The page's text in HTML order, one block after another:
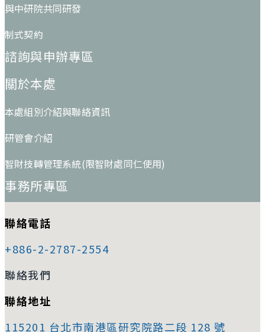
與中研院共同研發
制式契約
諮詢與申辦專區
關於本處
本處組別介紹與聯絡資訊
研管會介紹
智財技轉管理系統(限智財處同仁使用)
事務所專區
聯絡電話
+886-2-2787-2554
聯絡我們
聯絡地址
115201 台北市南港區研究院路二段 128 號